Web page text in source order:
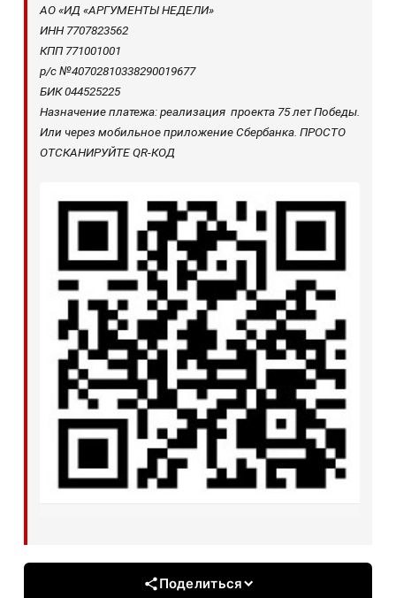
АО «ИД «АРГУМЕНТЫ НЕДЕЛИ»
ИНН 7707823562
КПП 771001001
р/с №40702810338290019677
БИК 044525225
Назначение платежа: реализация проекта 75 лет Победы.
Или через мобильное приложение Сбербанка. ПРОСТО
ОТСКАНИРУЙТЕ QR-КОД
Поделиться